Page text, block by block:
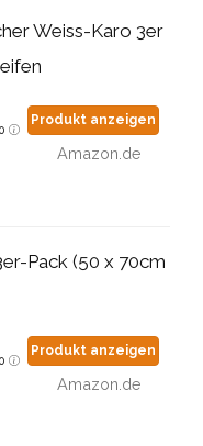
Weiss-Karo 3er
Produkt anzeigen
Amazon.de
Pack (50 x 70cm
Produkt anzeigen
Amazon.de